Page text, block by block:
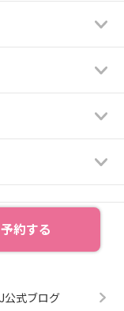
約する
公式ブログ